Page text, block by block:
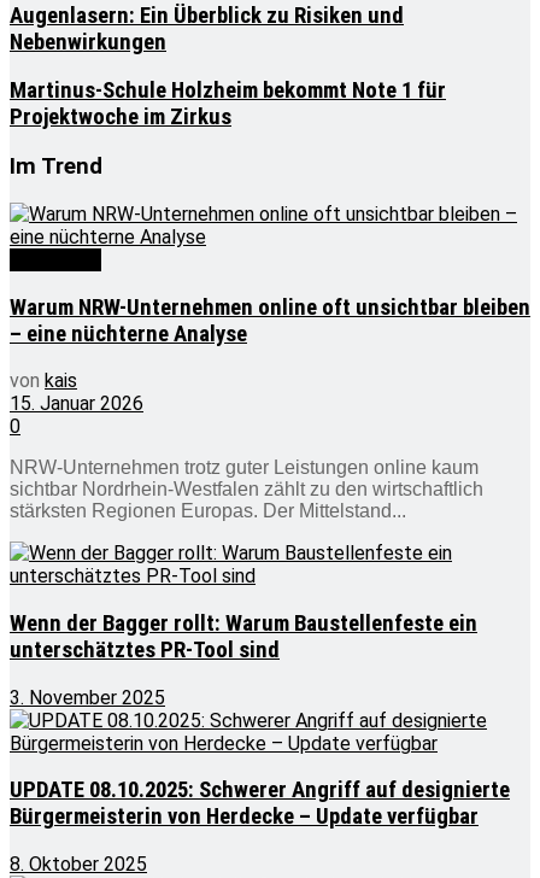
Augenlasern: Ein Überblick zu Risiken und
Nebenwirkungen
Martinus-Schule Holzheim bekommt Note 1 für
Projektwoche im Zirkus
Im Trend
Warum NRW-Unternehmen online oft unsichtbar bleiben
– eine nüchterne Analyse
von kais
15. Januar 2026
0
NRW-Unternehmen trotz guter Leistungen online kaum
sichtbar Nordrhein-Westfalen zählt zu den wirtschaftlich
stärksten Regionen Europas. Der Mittelstand...
Wenn der Bagger rollt: Warum Baustellenfeste ein
unterschätztes PR-Tool sind
3. November 2025
UPDATE 08.10.2025: Schwerer Angriff auf designierte
Bürgermeisterin von Herdecke – Update verfügbar
8. Oktober 2025